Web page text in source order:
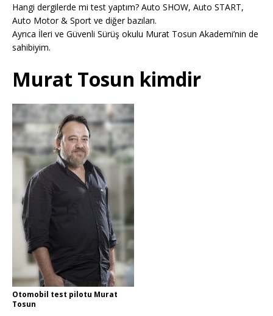
Hangi dergilerde mi test yaptım? Auto SHOW, Auto START,
Auto Motor & Sport ve diğer bazıları.
Ayrıca İleri ve Güvenli Sürüş okulu Murat Tosun Akademi’nin de
sahibiyim.
Murat Tosun kimdir
Otomobil test pilotu Murat
Tosun